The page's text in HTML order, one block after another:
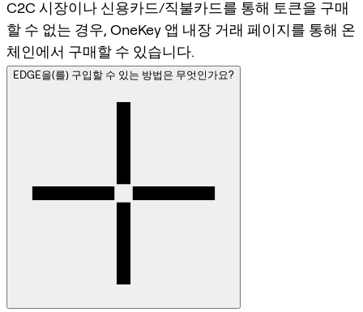
C2C 시장이나 신용카드/직불카드를 통해 토큰을 구매
할 수 없는 경우, OneKey 앱 내장 거래 페이지를 통해 온
체인에서 구매할 수 있습니다.
EDGE을(를) 구입할 수 있는 방법은 무엇인가요?